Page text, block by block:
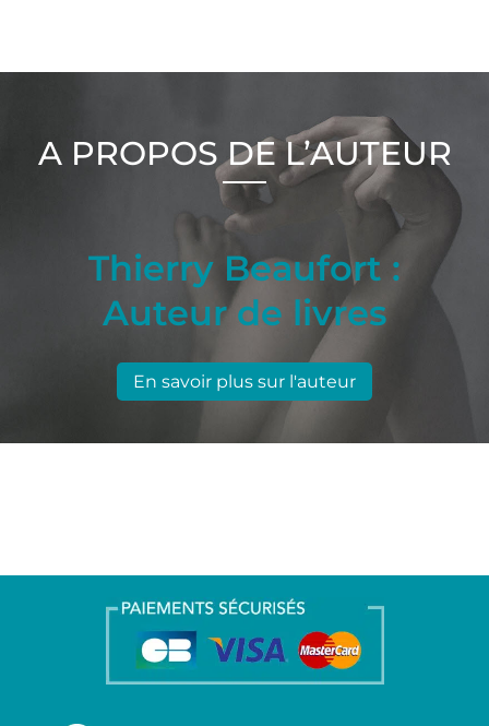
A PROPOS DE L’AUTEUR
Thierry Beaufort :
Auteur de livres
En savoir plus sur l'auteur